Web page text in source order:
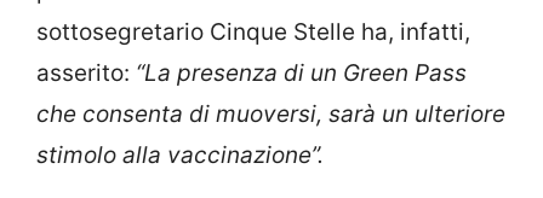
sottosegretario Cinque Stelle ha, infatti,
asserito: “La presenza di un Green Pass
che consenta di muoversi, sarà un ulteriore
stimolo alla vaccinazione”.